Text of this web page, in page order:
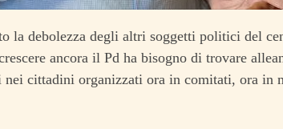
la debolezza degli altri soggetti politici del
ancora il Pd ha bisogno di trovare
nei cittadini organizzati ora in comitati, ora in